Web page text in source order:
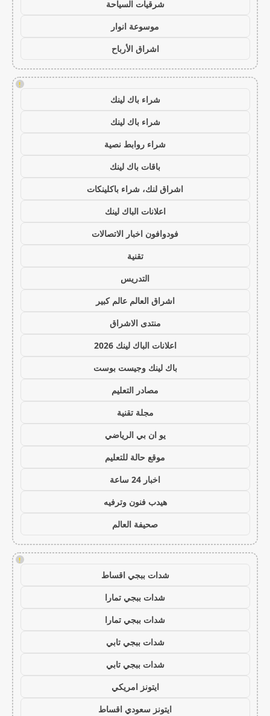
شرقيات السياحة
موسوعة انوار
اشراق الأرباح
!
شراء باك لينك
شراء باك لينك
شراء روابط نصية
باقات باك لينك
اشراق لنك، شراء باكلينكات
اعلانات الباك لينك
فودوافون اخبار الاتصالات
تقنية
التدريس
اشراق العالم عالم كبير
منتدى الاشراق
اعلانات الباك لينك 2026
باك لينك وجيست بوست
مصادر التعليم
مجلة تقنية
يو ان بي الرياضي
موقع حالة للتعليم
اخبار 24 ساعة
هيدب فنون وترفيه
صحيفة العالم
!
شدات ببجي اقساط
شدات ببجي تمارا
شدات ببجي تمارا
شدات ببجي تابي
شدات ببجي تابي
ايتونز امريكي
ايتونز سعودي اقساط